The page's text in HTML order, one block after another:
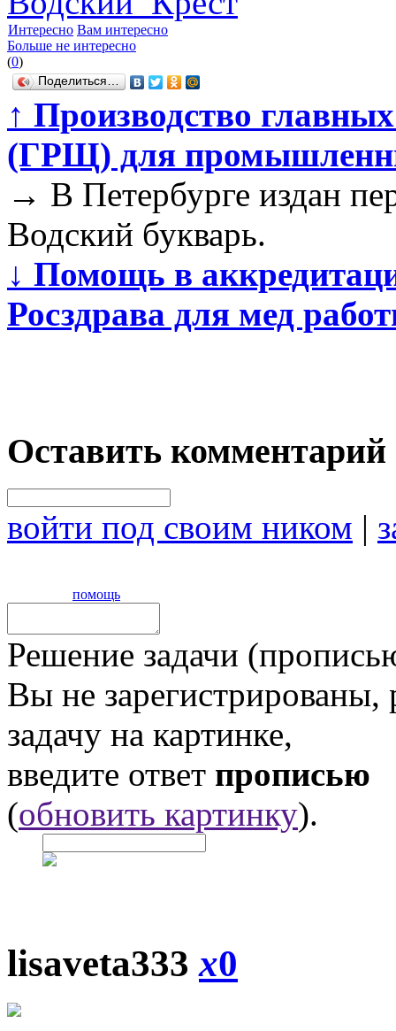
Интересно Вам интересно
Больше не интересно
(0)
Поделиться…
↑ Производство
(ГРЩ) для
→ В Петербурге издан
Водский букварь.
↓ Помощь в
Росздрава для мед
Оставить комментарий
войти под своим ником |
помощь
Решение задачи
Вы не
задачу на картинке,
введите ответ прописью
(обновить картинку).
lisaveta333x0